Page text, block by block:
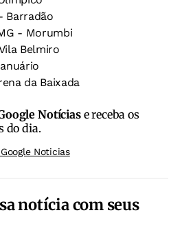
Barradão
- Morumbi
Belmiro
da Baixada
Notíciase receba os
do dia.
Noticias
notícia com seus